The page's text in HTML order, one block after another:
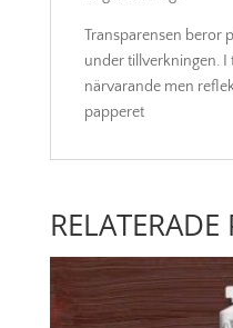
Transparensen beror
under tillverkningen. I
närvarande men
papperet